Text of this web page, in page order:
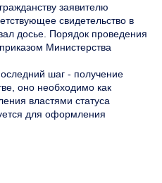
заявителю
свидетельство в
досье. Порядок проведения
Министерства
шаг - получение
оно необходимо как
властями статуса
для оформления